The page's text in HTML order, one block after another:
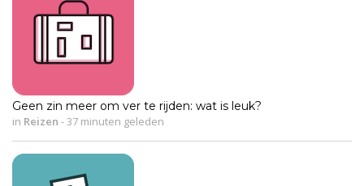
Geen zin meer om ver te rijden: wat is leuk?
in Reizen -37 minuten geleden